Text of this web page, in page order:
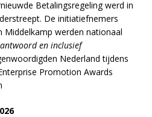
Betalingsregeling werd in
De initiatiefnemers
Middelkamp werden nationaal
en inclusief
Nederland tijdens
Promotion Awards